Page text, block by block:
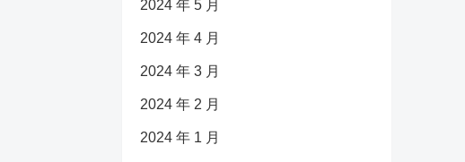
2024 年 5 月
2024 年 4 月
2024 年 3 月
2024 年 2 月
2024 年 1 月